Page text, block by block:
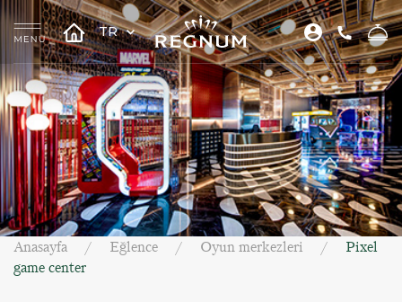
TR
Anasayfa Eğlence Oyun merkezleri
Pixel
game center